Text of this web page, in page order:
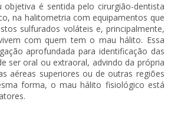
objetiva é sentida pelo cirurgião-dentista
na halitometria com equipamentos que
sulfurados voláteis e, principalmente,
com quem tem o mau hálito. Essa
aprofundada para identificação das
ser oral ou extraoral, advindo da própria
aéreas superiores ou de outras regiões
forma, o mau hálito fisiológico está